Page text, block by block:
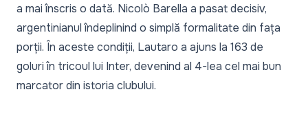
a mai înscris o dată. Nicolò Barella a pasat decisiv,
argentinianul îndeplinind o simplă formalitate din fața
porții. În aceste condiții, Lautaro a ajuns la 163 de
goluri în tricoul lui Inter, devenind al 4-lea cel mai bun
marcator din istoria clubului.